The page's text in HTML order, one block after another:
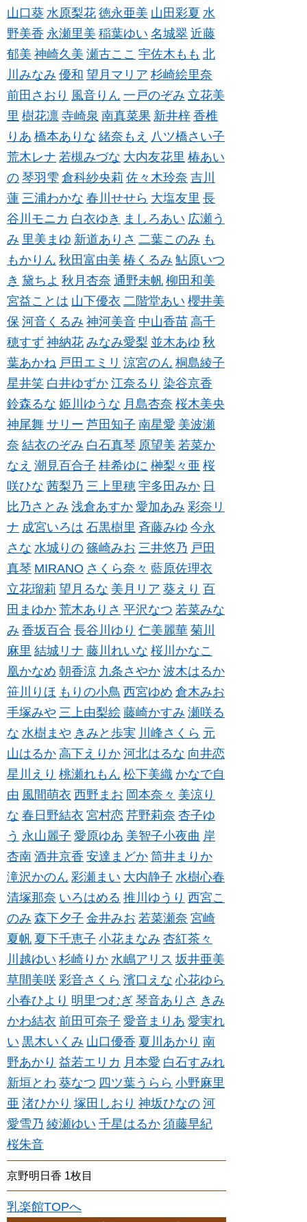
山口葵 水原梨花 徳永亜美 山田彩夏 水
野美香 永瀬里美 稲葉ゆい 名城翠 近藤
郁美 神崎久美 瀬古ここ 宇佐木もも 北
川みなみ 優和 望月マリア 杉崎絵里奈
前田さおり 風音りん 一戸のぞみ 立花美
里 樹花凛 寺崎泉 南真菜果 新井梓 香椎
りあ 橋本ありな 緒奈もえ 八ツ橋さい子
荒木レナ 若槻みづな 大内友花里 椿あい
の 琴羽雫 倉科紗央莉 佐々木玲奈 吉川
蓮 三浦わかな 春川せせら 大塩友里 長
谷川モニカ 白衣ゆき ましろあい 広瀬う
み 里美まゆ 新道ありさ 二葉このみ も
もかりん 秋田富由美 椿くるみ 鮎原いつ
き 黛ちよ 秋月杏奈 通野未帆 柳田和美
宮益ことは 山下優衣 二階堂あい 櫻井美
保 河音くるみ 神河美音 中山香苗 高千
穂すず 神納花 みなみ愛梨 並木あゆ 秋
葉あかね 戸田エミリ 涼宮のん 桐島綾子
星井笑 白井ゆずか 江奈るり 染谷京香
鈴森るな 姫川ゆうな 月島杏奈 桜木美央
神尾舞 サリー 芦田知子 南星愛 美波瀬
奈 結衣のぞみ 白石真琴 原望美 若菜か
なえ 潮見百合子 桂希ゆに 榊梨々亜 桜
咲ひな 茜梨乃 三上里穂 宇多田みか 日
比乃さとみ 浅倉あすか 愛加あみ 彩奈リ
ナ 成宮いろは 石黒樹里 斉藤みゆ 今永
さな 水城りの 篠崎みお 三井悠乃 戸田
真琴 MIRANO さくら奈々 藍原佐理衣
立花瑠莉 望月るな 美月リア 葵えり 百
田まゆか 荒木ありさ 平沢なつ 若菜みな
み 香坂百合 長谷川ゆり 仁美麗華 菊川
麻里 結城リナ 藤川れいな 桜川かなこ
凰かなめ 朝香涼 九条さやか 波木はるか
笹川りほ もりの小鳥 西宮ゆめ 倉木みお
手塚みや 三上由梨絵 藤崎かすみ 瀬咲る
な 水樹まや きみと歩実 川峰さくら 元
山はるか 高下えりか 河北はるな 向井恋
星川えり 桃瀬れもん 松下美織 かなで自
由 風間萌衣 西野まお 岡本奈々 美涼り
な 春日野結衣 宮村恋 芹野莉奈 杏子ゆ
う 永山麗子 愛原ゆあ 美智子小夜曲 岸
杏南 酒井京香 安達まどか 筒井まりか
滝沢かのん 彩瀬まい 大内静子 水樹心春
清塚那奈 いろはめる 推川ゆうり 西宮こ
のみ 森下夕子 金井みお 若菜瀬奈 宮崎
夏帆 夏下千恵子 小花まなみ 杏紅茶々
川越ゆい 杉崎りか 水嶋アリス 坂井亜美
草間美咲 彩音さくら 濱口えな 心花ゆら
小春ひより 明里つむぎ 琴音ありさ きみ
かわ結衣 前田可奈子 愛音まりあ 愛実れ
い 黒木いくみ 山口優香 夏川あかり 南
野あかり 益若エリカ 月本愛 白石すみれ
新垣とわ 葵なつ 四ツ葉うらら 小野麻里
亜 渚ひかり 塚田しおり 神坂ひなの 河
愛雪乃 綾瀬ゆい 千星はるか 須藤早紀
桜朱音
京野明日香 1枚目
乳楽館TOPへ